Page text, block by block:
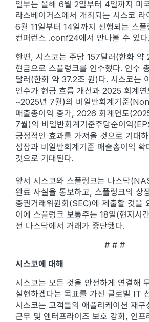
일부는 올해 6월 2일부터 4일까지 미
라스베이거스에서 개최되는 시스코
6월 11일부터 14일까지 진행되는 스
컨퍼런스 .conf24에서 만나볼 수 있
한편, 시스코는 주당 157달러(한화 약
현금으로 스플렁크를 인수했다. 인수
달러(한화 약 37.2조 원)다. 시스코는
인수가 현금 흐름 개선과 2025 회계
~2025년 7월)의 비일반회계기준
매출총이익 증가, 2026 회계연도
7월)의 비일반회계기준주당순이익
긍정적인 효과를 가져올 것으로 기대
성장과 비일반회계기준 매출총이익
것으로 기대된다.
앞서 시스코와 스플렁크는 나스닥
완료 사실을 통보하고, 스플렁크의 상
증권거래위원회(SEC)에 제출할 것을
이에 스플렁크 보통주는 18일(현지시
전 나스닥에서 거래가 중단됐다.
# # #
시스코에 대해
시스코는 모든 것을 안전하게 연결해
실현하겠다는 목표를 가진 글로벌 IT
시스코는 고객들의 애플리케이션 재구
근무 및 엔터프라이즈 보호 강화, 인프